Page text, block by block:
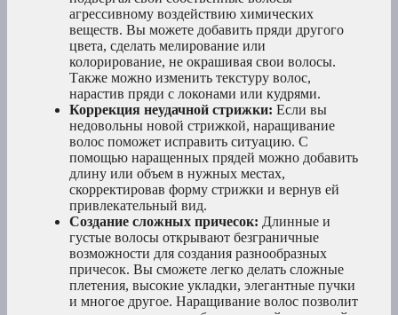
агрессивному воздействию химических
веществ. Вы можете добавить пряди другого
цвета, сделать мелирование или
колорирование, не окрашивая свои волосы.
Также можно изменить текстуру волос,
нарастив пряди с локонами или кудрями.
Коррекция неудачной стрижки: Если вы
недовольны новой стрижкой, наращивание
волос поможет исправить ситуацию. С
помощью наращенных прядей можно добавить
длину или объем в нужных местах,
скорректировав форму стрижки и вернув ей
привлекательный вид.
Создание сложных причесок: Длинные и
густые волосы открывают безграничные
возможности для создания разнообразных
причесок. Вы сможете легко делать сложные
плетения, высокие укладки, элегантные пучки
и многое другое. Наращивание волос позволит